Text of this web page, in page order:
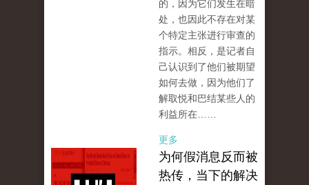
的，因为它们发生在暗
处，也因此不存在对某
个特定主张进行审查的
指示。相反，是记者自
己认识到了他们被期望
如何去做，因为他们了
解取悦和巴结某些人的
利益所在……
更多
为何假消息反而被
热传，当下的解决